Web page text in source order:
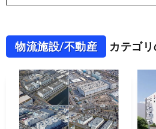
物流施設/不動産 カテゴ